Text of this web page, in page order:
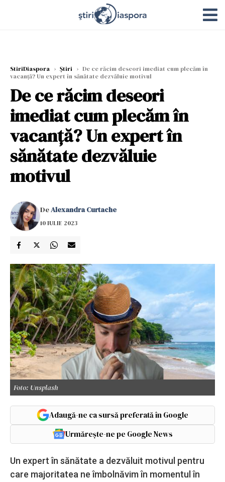
StiriDiaspora › Știri › De ce răcim deseori imediat cum plecăm în
vacanță? Un expert în sănătate dezvăluie motivul
De ce răcim deseori
imediat cum plecăm în
vacanță? Un expert în
sănătate dezvăluie
motivul
DeAlexandra Curtache
10 IULIE 2023
Foto: Unsplash
Adaugă-ne ca sursă preferată în Google
Urmărește-ne pe Google News
Un expert în sănătate a dezvăluit motivul pentru
care majoritatea ne îmbolnăvim în momentul în